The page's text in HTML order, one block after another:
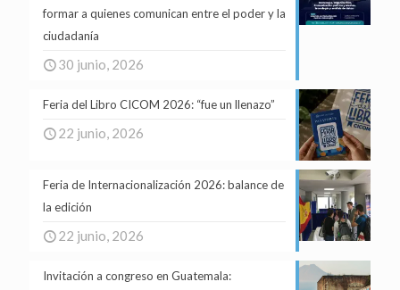
formar a quienes comunican entre el poder y la
ciudadanía
30 junio, 2026
Feria del Libro CICOM 2026: “fue un llenazo”
22 junio, 2026
Feria de Internacionalización 2026: balance de
la edición
22 junio, 2026
Invitación a congreso en Guatemala: